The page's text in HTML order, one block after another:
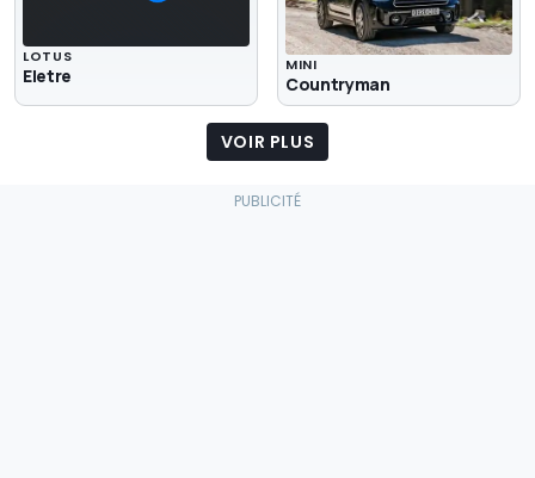
LOTUS
Eletre MINI
Countryman
VOIR PLUS